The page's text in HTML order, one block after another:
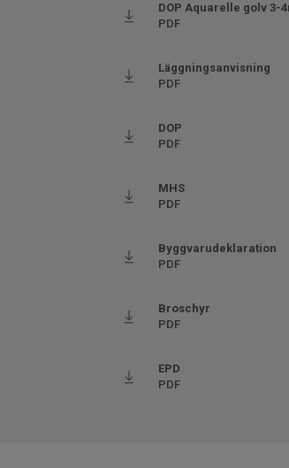
DOP Aquarelle golv 3-
PDF
Läggningsanvisning
PDF
DOP
PDF
MHS
PDF
Byggvarudeklaration
PDF
Broschyr
PDF
EPD
PDF